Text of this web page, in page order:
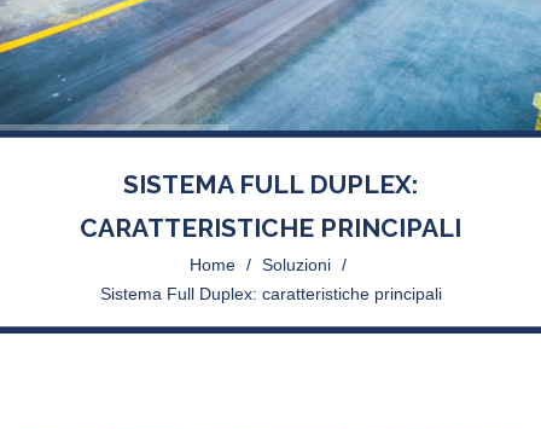
SISTEMA FULL DUPLEX:
CARATTERISTICHE PRINCIPALI
Home >Soluzioni
Sistema Full Duplex: caratteristiche principali